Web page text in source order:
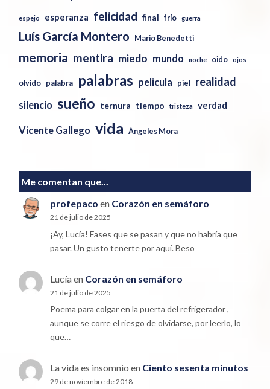
espejo esperanza felicidad final frío guerra
Luís García Montero Mario Benedetti
memoria mentira miedo mundo noche oido ojos
olvido palabra palabras pelicula piel realidad
silencio sueño ternura tiempo tristeza verdad
Vicente Gallego vida Ángeles Mora
Me comentan que...
profepaco en Corazón en semáforo
21 de julio de 2025
¡Ay, Lucía! Fases que se pasan y que no habría que
pasar. Un gusto tenerte por aquí. Beso
Lucíaen Corazón en semáforo
21 de julio de 2025
Poema para colgar en la puerta del refrigerador ,
aunque se corre el riesgo de olvidarse, por leerlo, lo
que…
La vida es insomnio en Ciento sesenta minutos
29 de noviembre de 2018